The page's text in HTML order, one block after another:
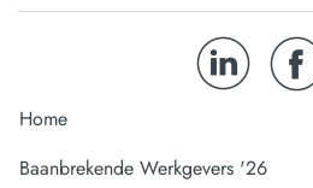
Home
Baanbrekende Werkgevers '26